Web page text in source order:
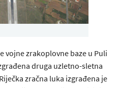
vojne zrakoplovne baze u Puli
druga uzletno-sletna
zračna luka izgrađena je